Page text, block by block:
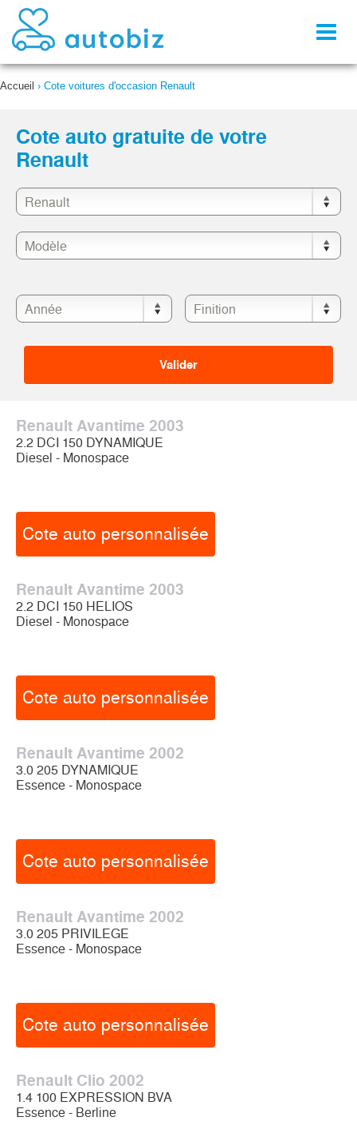
Accueil › Cote voitures d'occasion Renault
Cote auto gratuite de votre
Renault
Renault Avantime 2003
2.2 DCI 150 DYNAMIQUE
Diesel - Monospace
Cote auto personnalisée
Renault Avantime 2003
2.2 DCI 150 HELIOS
Diesel - Monospace
Cote auto personnalisée
Renault Avantime 2002
3.0 205 DYNAMIQUE
Essence - Monospace
Cote auto personnalisée
Renault Avantime 2002
3.0 205 PRIVILEGE
Essence - Monospace
Cote auto personnalisée
Renault Clio 2002
1.4 100 EXPRESSION BVA
Essence - Berline